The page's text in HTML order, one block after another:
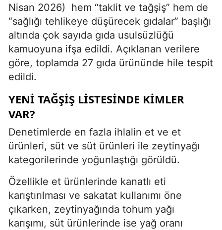
Nisan 2026) hem “taklit ve tağşiş” hem de
“sağlığı tehlikeye düşürecek gıdalar” başlığı
altında çok sayıda gıda usulsüzlüğü
kamuoyuna ifşa edildi. Açıklanan verilere
göre, toplamda 27 gıda ürününde hile tespit
edildi.
YENİ TAĞŞİŞ LİSTESİNDE KİMLER
VAR?
Denetimlerde en fazla ihlalin et ve et
ürünleri, süt ve süt ürünleri ile zeytinyağı
kategorilerinde yoğunlaştığı görüldü.
Özellikle et ürünlerinde kanatlı eti
karıştırılması ve sakatat kullanımı öne
çıkarken, zeytinyağında tohum yağı
karışımı, süt ürünlerinde ise yağ oranı